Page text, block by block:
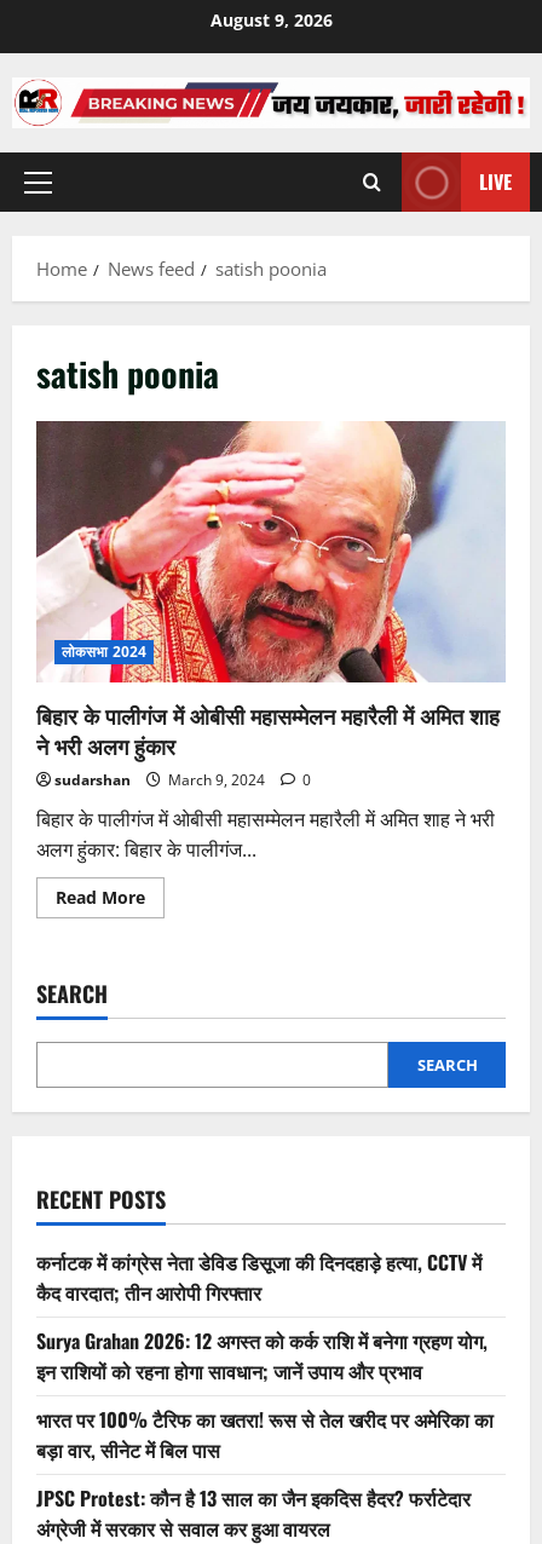
content
August 9, 2026
Primary
LIVE
Home News feed satish poonia
satish poonia
लोकसभा 2024
बिहार के पालीगंज में ओबीसी महासम्मेलन महारैली में अमित शाह
ने भरी अलग हुंकार
sudarshan March 9, 2024 0
बिहार के पालीगंज में ओबीसी महासम्मेलन महारैली में अमित शाह ने भरी
अलग हुंकार: बिहार के पालीगंज...
Read MoreRead
more
ओबीसी
महारैली
अमित
ने
SEARCH
SEARCH
RECENT POSTS
कर्नाटक में कांग्रेस नेता डेविड डिसूजा की दिनदहाड़े हत्या, CCTV में
कैद वारदात; तीन आरोपी गिरफ्तार
Surya Grahan 2026: 12 अगस्त को कर्क राशि में बनेगा ग्रहण योग,
इन राशियों को रहना होगा सावधान; जानें उपाय और प्रभाव
भारत पर 100% टैरिफ का खतरा! रूस से तेल खरीद पर अमेरिका का
बड़ा वार, सीनेट में बिल पास
JPSC Protest: कौन है 13 साल का जैन इकदिस हैदर? फर्राटेदार
अंग्रेजी में सरकार से सवाल कर हुआ वायरल